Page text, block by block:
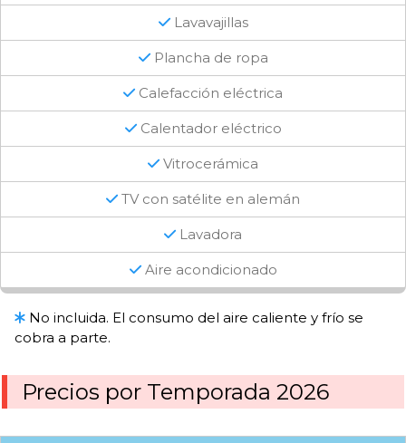
Lavavajillas
Plancha de ropa
Calefacción eléctrica
Calentador eléctrico
Vitrocerámica
TV con satélite en alemán
Lavadora
Aire acondicionado
No incluida. El consumo del aire caliente y frío se
cobra a parte.
Precios por Temporada 2026